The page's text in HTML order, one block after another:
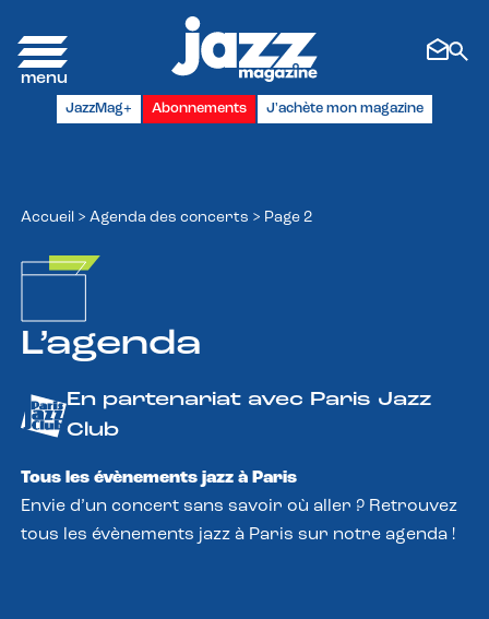
JazzMag+ Abonnements J'achète mon magazine
Accueil > Agenda des concerts > Page 2
L’agenda
En partenariat avec Paris Jazz
Club
Tous les évènements jazz à Paris
Envie d’un concert sans savoir où aller ? Retrouvez
tous les évènements jazz à Paris sur notre agenda !